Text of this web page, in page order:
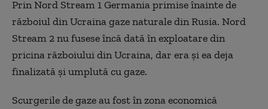
Prin Nord Stream 1 Germania primise înainte de
războiul din Ucraina gaze naturale din Rusia. Nord
Stream 2 nu fusese încă dată în exploatare din
pricina războiului din Ucraina, dar era şi ea deja
finalizată şi umplută cu gaze.
Scurgerile de gaze au fost în zona economică